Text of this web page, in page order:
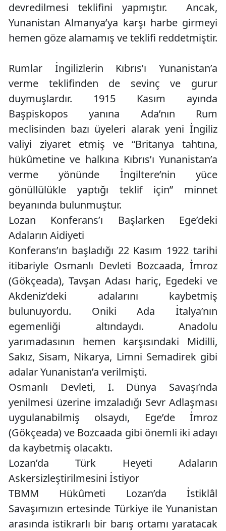
devredilmesi teklifini yapmıştır. Ancak,
Yunanistan Almanya’ya karşı harbe girmeyi
hemen göze alamamış ve teklifi reddetmiştir.
Rumlar İngilizlerin Kıbrıs’ı Yunanistan’a
verme teklifinden de sevinç ve gurur
duymuşlardır. 1915 Kasım ayında
Başpiskopos yanına Ada’nın Rum
meclisinden bazı üyeleri alarak yeni İngiliz
valiyi ziyaret etmiş ve “Britanya tahtına,
hükûmetine ve halkına Kıbrıs’ı Yunanistan’a
verme yönünde İngiltere’nin yüce
gönüllülükle yaptığı teklif için” minnet
beyanında bulunmuştur.
Lozan Konferans’ı Başlarken Ege’deki
Adaların Aidiyeti
Konferans’ın başladığı 22 Kasım 1922 tarihi
itibariyle Osmanlı Devleti Bozcaada, İmroz
(Gökçeada), Tavşan Adası hariç, Egedeki ve
Akdeniz’deki adalarını kaybetmiş
bulunuyordu. Oniki Ada İtalya’nın
egemenliği altındaydı. Anadolu
yarımadasının hemen karşısındaki Midilli,
Sakız, Sisam, Nikarya, Limni Semadirek gibi
adalar Yunanistan’a verilmişti.
Osmanlı Devleti, I. Dünya Savaşı’nda
yenilmesi üzerine imzaladığı Sevr Adlaşması
uygulanabilmiş olsaydı, Ege’de İmroz
(Gökçeada) ve Bozcaada gibi önemli iki adayı
da kaybetmiş olacaktı.
Lozan’da Türk Heyeti Adaların
Askersizleştirilmesini İstiyor
TBMM Hükûmeti Lozan’da İstiklâl
Savaşımızın ertesinde Türkiye ile Yunanistan
arasında istikrarlı bir barış ortamı yaratacak